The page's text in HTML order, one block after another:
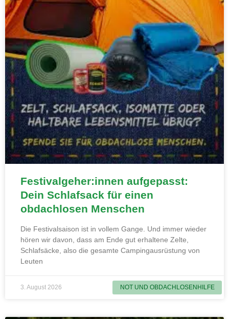
NOT UND OBDACHLOSENHILFE
Festivalgeher:innen aufgepasst:
Dein Schlafsack für einen
obdachlosen Menschen
Die Festivalsaison ist in vollem Gange. Und immer wieder
hören wir davon, dass am Ende gut erhaltene Zelte,
Schlafsäcke, also die gesamte Campingausrüstung von
Leuten
3. August 2026